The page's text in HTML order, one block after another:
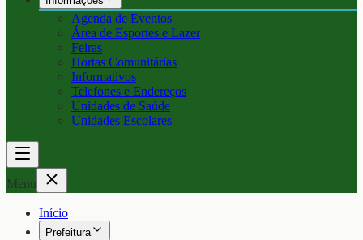
Agenda de Eventos
Área de Esportes e Lazer
Feiras
Hortas Comunitárias
Informativos
Telefones e Endereços
Unidades de Saúde
Unidades Escolares
Menu
Início
Prefeitura